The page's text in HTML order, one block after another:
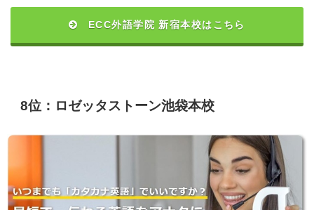
ECC外語学院 新宿本校はこちら
8位：ロゼッタストーン池袋本校